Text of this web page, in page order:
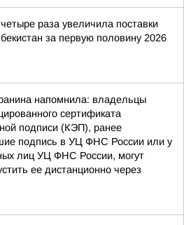
раза увеличила поставки
за первую половину 2026
напомнила: владельцы
сертификата
подписи (КЭП), ранее
подпись в УЦ ФНС России или у
лиц УЦ ФНС России, могут
ее дистанционно через